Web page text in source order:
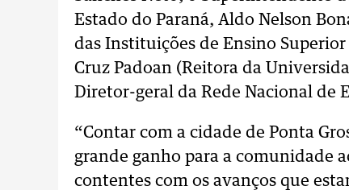
Estado do Paraná, Aldo Nelson
das Instituições de Ensino
Cruz Padoan (Reitora da
Diretor-geral da Rede Nacional de
“Contar com a cidade de Ponta
grande ganho para a comunidade
contentes com os avanços que